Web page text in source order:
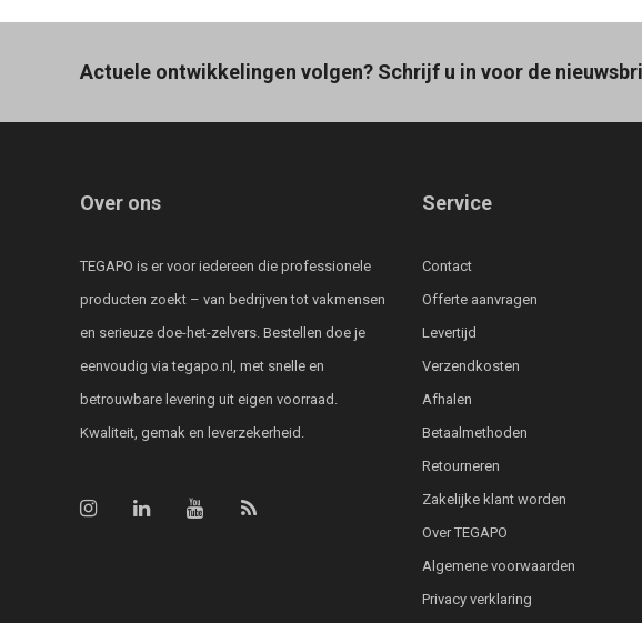
Actuele ontwikkelingen volgen? Schrijf u in voor de
Over ons
TEGAPO is er voor iedereen die professionele
producten zoekt – van bedrijven tot vakmensen
en serieuze doe-het-zelvers. Bestellen doe je
eenvoudig via tegapo.nl, met snelle en
betrouwbare levering uit eigen voorraad.
Kwaliteit, gemak en leverzekerheid.
Service
Contact
Offerte aanvragen
Levertijd
Verzendkosten
Afhalen
Betaalmethoden
Retourneren
Zakelijke klant worden
Over TEGAPO
Algemene voorwaarden
Privacy verklaring